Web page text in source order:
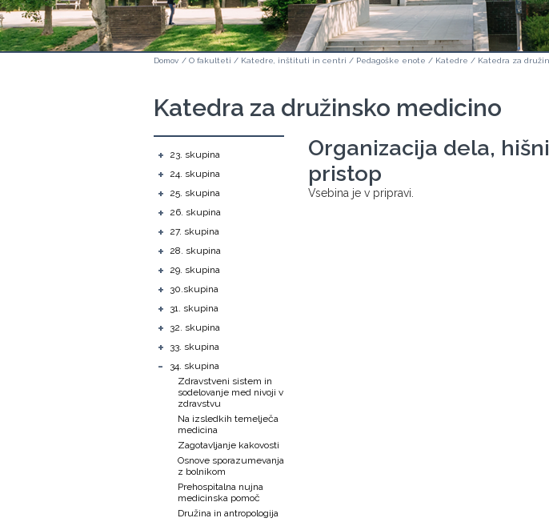
Domov / O fakulteti / Katedre, inštituti in centri / Pedagoške enote / Katedre / Katedra za
Katedra za družinsko medicino
+ 23. skupina
+ 24. skupina
+ 25. skupina
+ 26. skupina
+ 27. skupina
+ 28. skupina
+ 29. skupina
+ 30.skupina
+ 31. skupina
+ 32. skupina
+ 33. skupina
-
34. skupina
Zdravstveni sistem in
sodelovanje med nivoji v
zdravstvu
Na izsledkih temelječa
medicina
Zagotavljanje kakovosti
Osnove sporazumevanja
z bolnikom
Prehospitalna nujna
medicinska pomoč
Družina in antropologija
Organizacija dela,
pristop
Vsebina je v pripravi.